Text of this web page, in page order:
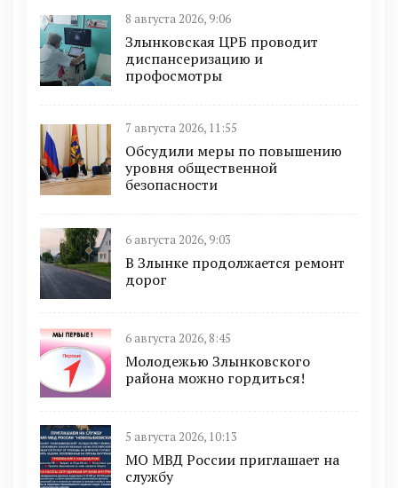
8 августа 2026, 9:06
Злынковская ЦРБ проводит
диспансеризацию и
профосмотры
7 августа 2026, 11:55
Обсудили меры по повышению
уровня общественной
безопасности
6 августа 2026, 9:03
В Злынке продолжается ремонт
дорог
6 августа 2026, 8:45
Молодежью Злынковского
района можно гордиться!
5 августа 2026, 10:13
МО МВД России приглашает на
службу